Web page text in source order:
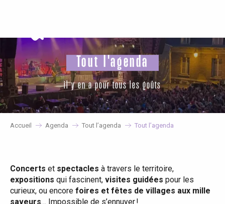
principal
Tout l'agenda
il y en a pour tous les goûts
Accueil Agenda Tout l’agenda Tout l’agenda
Concerts et spectacles à travers le territoire,
expositions qui fascinent, visites guidées pour les
curieux, ou encore foires et fêtes de villages aux mille
saveurs… Impossible de s’ennuyer !